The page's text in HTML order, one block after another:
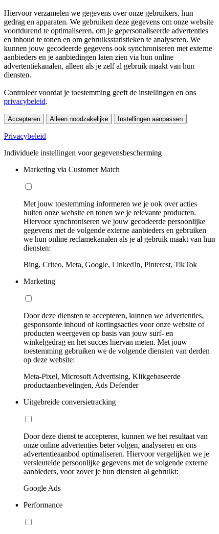
Hiervoor verzamelen we gegevens over onze gebruikers, hun
gedrag en apparaten. We gebruiken deze gegevens om onze website
voortdurend te optimaliseren, om je gepersonaliseerde advertenties
en inhoud te tonen en om gebruiksstatistieken te analyseren. We
kunnen jouw gecodeerde gegevens ook synchroniseren met externe
aanbieders en je aanbiedingen laten zien via hun online
advertentiekanalen, alleen als je zelf al gebruik maakt van hun
diensten.
Controleer voordat je toestemming geeft de instellingen en ons
privacybeleid.
Accepteren Alleen noodzakelijke Instellingen aanpassen
Privacybeleid
Individuele instellingen voor gegevensbescherming
Marketing via Customer Match
Met jouw toestemming informeren we je ook over acties
buiten onze website en tonen we je relevante producten.
Hiervoor synchroniseren we jouw gecodeerde persoonlijke
gegevens met de volgende externe aanbieders en gebruiken
we hun online reclamekanalen als je al gebruik maakt van hun
diensten:
Bing, Criteo, Meta, Google, LinkedIn, Pinterest, TikTok
Marketing
Door deze diensten te accepteren, kunnen we advertenties,
gesponsorde inhoud of kortingsacties voor onze website of
producten weergeven op basis van jouw surf- en
winkelgedrag en het succes hiervan meten. Met jouw
toestemming gebruiken we de volgende diensten van derden
op deze website:
Meta-Pixel, Microsoft Advertising, Klikgebaseerde
productaanbevelingen, Ads Defender
Uitgebreide conversietracking
Door deze dienst te accepteren, kunnen we het resultaat van
onze online advertenties beter volgen, analyseren en ons
advertentieaanbod optimaliseren. Hiervoor vergelijken we je
versleutelde persoonlijke gegevens met de volgende externe
aanbieders, voor zover je hun diensten al gebruikt:
Google Ads
Performance